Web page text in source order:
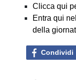
Clicca qui
Entra qui
della
Condividi